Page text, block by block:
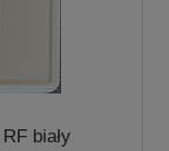
biały